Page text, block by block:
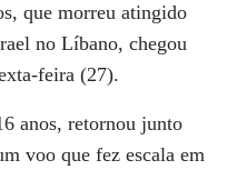
que morreu atingido
no Líbano, chegou
feira (27).
anos, retornou junto
voo que fez escala em